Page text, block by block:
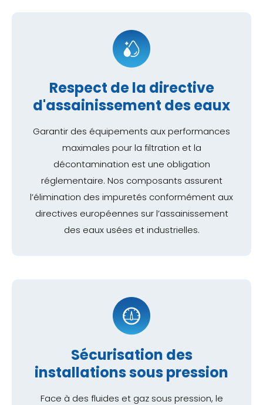
Respect de la directive
d'assainissement des eaux
Garantir des équipements aux performances
maximales pour la filtration et la
décontamination est une obligation
réglementaire. Nos composants assurent
l’élimination des impuretés conformément aux
directives européennes sur l’assainissement
des eaux usées et industrielles.
Sécurisation des
installations sous pression
Face à des fluides et gaz sous pression, le